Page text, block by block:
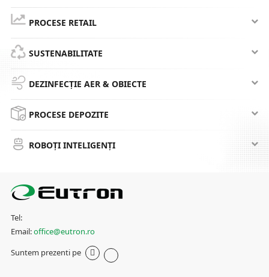
PROCESE RETAIL
SUSTENABILITATE
DEZINFECȚIE AER & OBIECTE
PROCESE DEPOZITE
ROBOȚI INTELIGENȚI
Tel:
Email:office@eutron.ro
Suntem prezenti pe